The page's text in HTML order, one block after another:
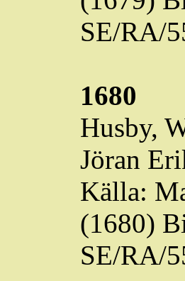
SE/RA/
1680
Husby,
Jöran
Källa:
(1680)
SE/RA/